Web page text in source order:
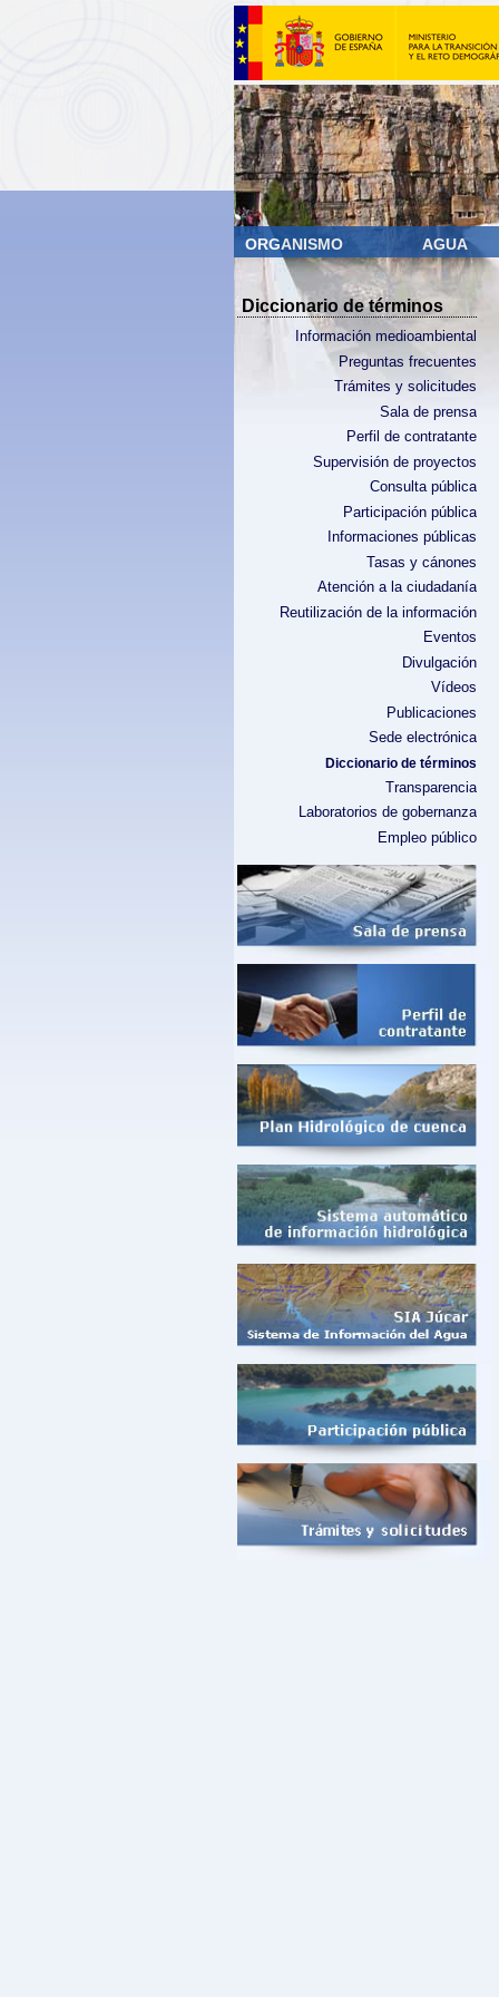
ORGANISMO AGUA
Diccionario de términos
Información medioambiental
Preguntas frecuentes
Trámites y solicitudes
Sala de prensa
Perfil de contratante
Supervisión de proyectos
Consulta pública
Participación pública
Informaciones públicas
Tasas y cánones
Atención a la ciudadanía
Reutilización de la información
Eventos
Divulgación
Vídeos
Publicaciones
Sede electrónica
Diccionario de términos
Transparencia
Laboratorios de gobernanza
Empleo público